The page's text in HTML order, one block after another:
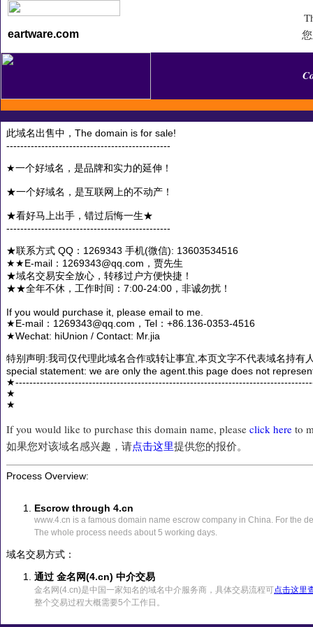
eartware.com
此域名出售中，The domain is for sale!
-----------------------------------------------
★一个好域名，是品牌和实力的延伸！
★一个好域名，是互联网上的不动产！
★看好马上出手，错过后悔一生★
-----------------------------------------------
★联系方式 QQ：1269343 手机(微信): 13603534516
★★E-mail：1269343@qq.com，贾先生
★域名交易安全放心，转移过户方便快捷！
★★全年不休，工作时间：7:00-24:00，非诚勿扰！
If you would purchase it, please email to me.
★E-mail：1269343@qq.com，Tel：+86.136-0353-4516
★Wechat: hiUnion / Contact: Mr.jia
特别声明:我司仅代理此域名合作或转让事宜,本页文字不代表域名持有
special statement: we are only the agent.this page does not
★
★
If you would like to purchase this domain name, please click here to
如果您对该域名感兴趣，请点击这里提供您的报价。
Process Overview:
Escrow through 4.cn
www.4.cn is a famous domain name escrow company in China. For the
The whole process needs about 5 working days.
域名交易方式：
通过 金名网(4.cn) 中介交易
金名网(4.cn)是中国一家知名的域名中介服务商，具体交易流程可点击这里
整个交易过程大概需要5个工作日。